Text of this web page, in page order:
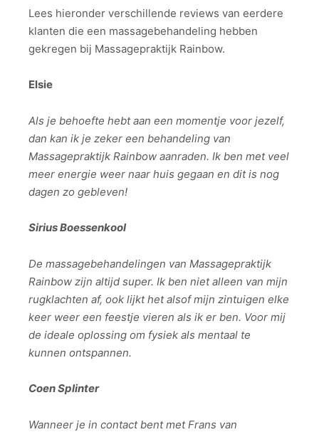
Lees hieronder verschillende reviews van eerdere
klanten die een massagebehandeling hebben
gekregen bij Massagepraktijk Rainbow.
Elsie
Als je behoefte hebt aan een momentje voor jezelf,
dan kan ik je zeker een behandeling van
Massagepraktijk Rainbow aanraden. Ik ben met veel
meer energie weer naar huis gegaan en dit is nog
dagen zo gebleven!
Sirius Boessenkool
De massagebehandelingen van Massagepraktijk
Rainbow zijn altijd super. Ik ben niet alleen van mijn
rugklachten af, ook lijkt het alsof mijn zintuigen elke
keer weer een feestje vieren als ik er ben. Voor mij
de ideale oplossing om fysiek als mentaal te
kunnen ontspannen.
Coen Splinter
Wanneer je in contact bent met Frans van